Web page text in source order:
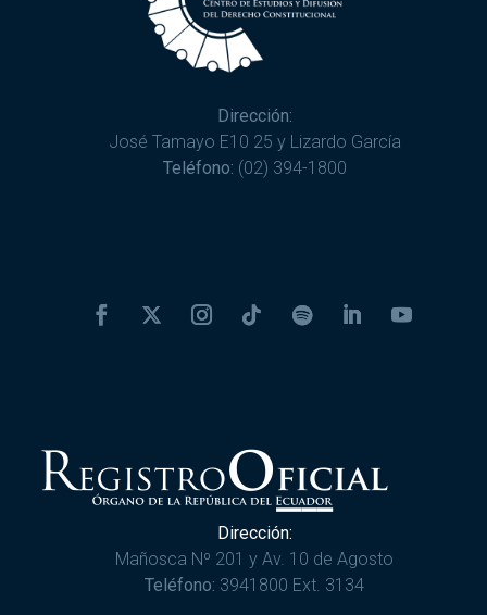
Dirección:
José Tamayo E10 25 y Lizardo García
Teléfono: (02) 394-1800
Dirección:
Mañosca Nº 201 y Av. 10 de Agosto
Teléfono: 3941800 Ext. 3134